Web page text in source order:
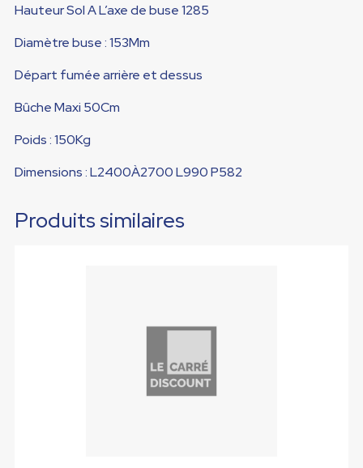
Hauteur Sol A L’axe de buse 1285
Diamètre buse : 153Mm
Départ fumée arrière et dessus
Bûche Maxi 50Cm
Poids : 150Kg
Dimensions : L2400À2700 L990 P582
Produits similaires